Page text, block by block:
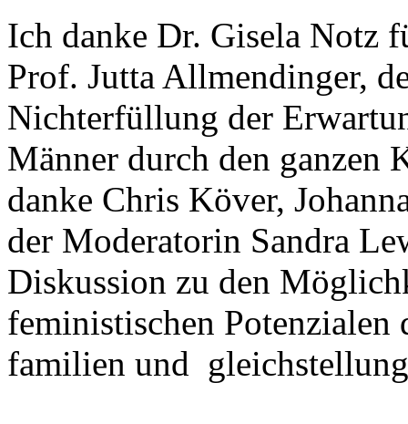
Ich danke Dr. Gisela Notz
Prof. Jutta Allmendinger,
Nichterfüllung der
Männer durch den ganzen
danke Chris Köver,
der Moderatorin Sandra
Diskussion zu den
feministischen Potenzialen
familien und